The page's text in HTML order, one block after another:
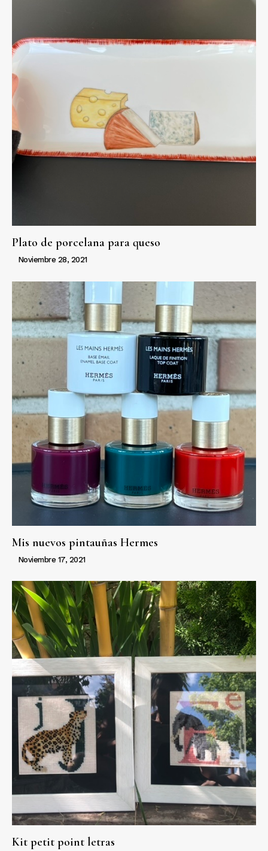
Plato de porcelana para queso
Noviembre 28, 2021
Mis nuevos pintauñas Hermes
Noviembre 17, 2021
Kit petit point letras